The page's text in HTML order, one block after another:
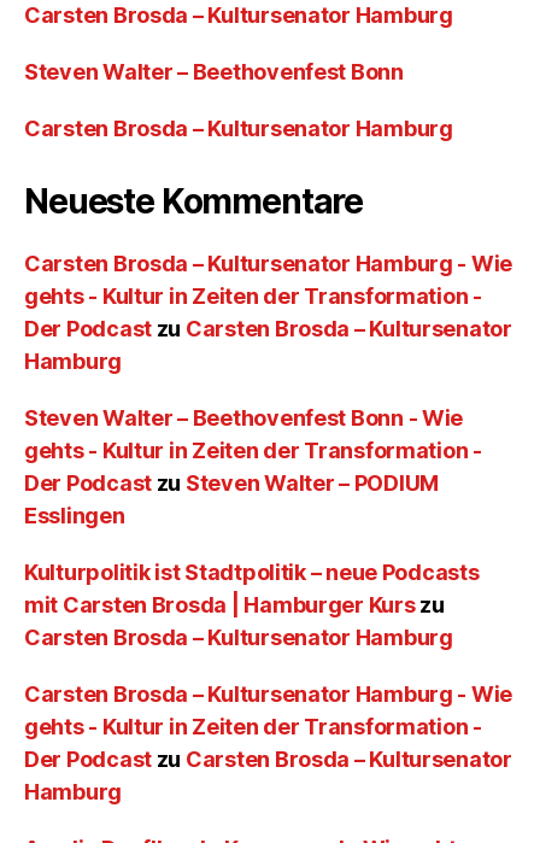
Carsten Brosda – Kultursenator Hamburg
Steven Walter – Beethovenfest Bonn
Carsten Brosda – Kultursenator Hamburg
Neueste Kommentare
Carsten Brosda – Kultursenator Hamburg - Wie
gehts - Kultur in Zeiten der Transformation -
Der Podcast zu Carsten Brosda – Kultursenator
Hamburg
Steven Walter – Beethovenfest Bonn - Wie
gehts - Kultur in Zeiten der Transformation -
Der Podcast zu Steven Walter – PODIUM
Esslingen
Kulturpolitik ist Stadtpolitik – neue Podcasts
mit Carsten Brosda | Hamburger Kurszu
Carsten Brosda – Kultursenator Hamburg
Carsten Brosda – Kultursenator Hamburg - Wie
gehts - Kultur in Zeiten der Transformation -
Der Podcast zu Carsten Brosda – Kultursenator
Hamburg